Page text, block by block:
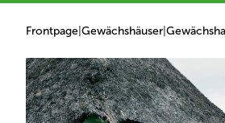
Frontpage Gewächshäuser